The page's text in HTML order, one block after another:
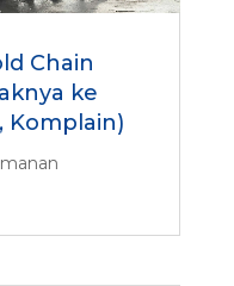
Chain
ke
Komplain)